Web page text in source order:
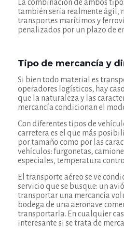
La combinación de ambos
también sería realmente ágil,
transportes marítimos y
penalizados por un plazo de
Tipo de mercancía y
Si bien todo material es
operadores logísticos, hay
que la naturaleza y las
mercancía condicionan el
Con diferentes tipos de
carretera es el que más
por tamaño como por las
vehículos: furgonetas,
especiales, temperatura
El transporte aéreo se ve
servicio que se busque: un
transportar una mercancía
bodega de una aeronave
transportarla. En cualquier
interesante si se trata de